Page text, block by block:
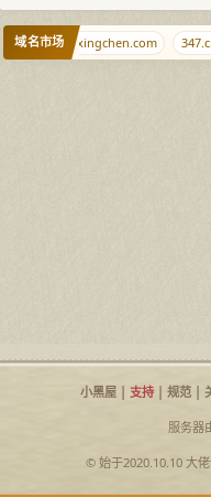
域名市场
hanhaixingchen.com
小黑屋| 支持| 规范|
服务器
© 始于2020.10.10 大